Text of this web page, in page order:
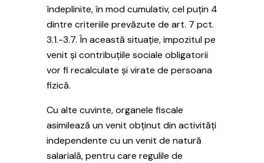
îndeplinite, în mod cumulativ, cel puțin 4
dintre criteriile prevăzute de art. 7 pct.
3.1.-3.7. În această situație, impozitul pe
venit și contribuțiile sociale obligatorii
vor fi recalculate și virate de persoana
fizică.
Cu alte cuvinte, organele fiscale
asimilează un venit obținut din activități
independente cu un venit de natură
salarială, pentru care regulile de